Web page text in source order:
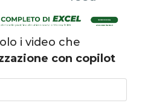
i video che
con copilot